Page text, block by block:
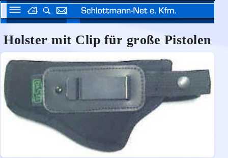
Holster mit Clip für große Pistolen